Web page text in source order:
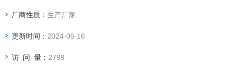
可伸拉式LCD显示器，避免用户在操作按键时对天平造成冲击
* 选配下挂钩称量装置
厂商性质：生产厂家
更新时间： 2024-06-16
访 问 量： 2799